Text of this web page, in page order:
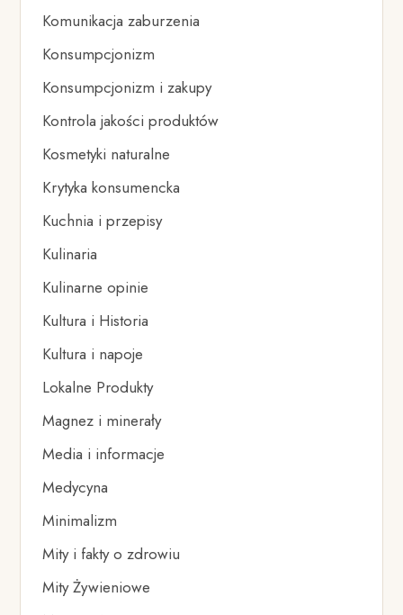
Komunikacja zaburzenia
Konsumpcjonizm
Konsumpcjonizm i zakupy
Kontrola jakości produktów
Kosmetyki naturalne
Krytyka konsumencka
Kuchnia i przepisy
Kulinaria
Kulinarne opinie
Kultura i Historia
Kultura i napoje
Lokalne Produkty
Magnez i minerały
Media i informacje
Medycyna
Minimalizm
Mity i fakty o zdrowiu
Mity Żywieniowe